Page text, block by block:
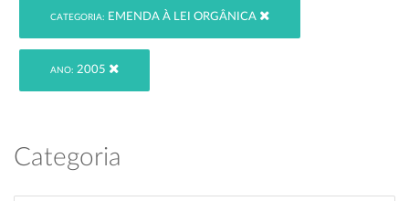
CATEGORIA: EMENDA À LEI ORGÂNICA
ANO: 2005
Categoria